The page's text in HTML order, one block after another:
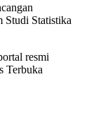
Studi Statistika
resmi
Terbuka